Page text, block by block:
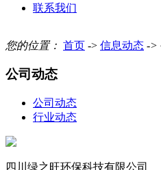
联系我们
您的位置： 首页 -> 信息动态 ->
公司动态
公司动态
行业动态
四川绿之旺环保科技有限公司